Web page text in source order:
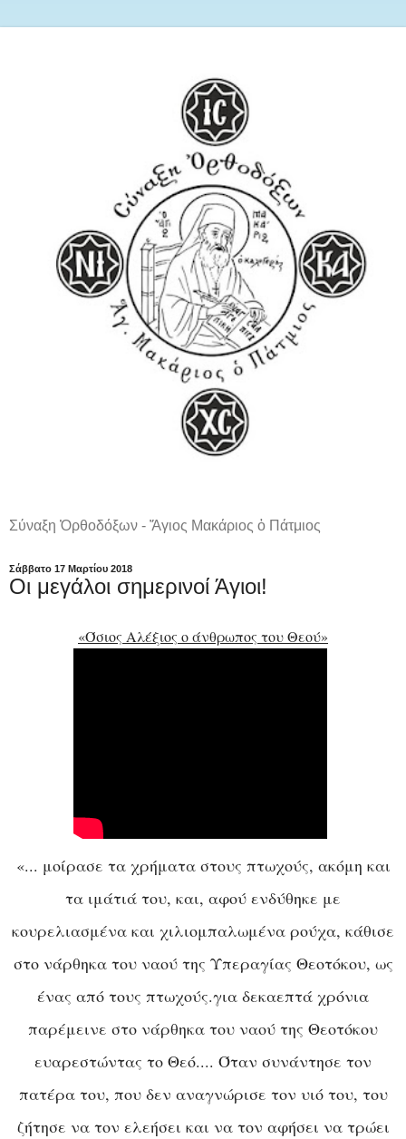
Σύναξη Ὀρθοδόξων - Ἅγιος Μακάριος ὁ Πάτμιος
Σάββατο 17 Μαρτίου 2018
Οι μεγάλοι σημερινοί Άγιοι!
«Όσιος Αλέξιος ο άνθρωπος του Θεού»
«... μοίρασε τα χρήματα στους πτωχούς, ακόμη και
τα ιμάτιά του, και, αφού ενδύθηκε με
κουρελιασμένα και χιλιομπαλωμένα ρούχα, κάθισε
στο νάρθηκα του ναού της Υπεραγίας Θεοτόκου, ως
ένας από τους πτωχούς.για δεκαεπτά χρόνια
παρέμεινε στο νάρθηκα του ναού της Θεοτόκου
ευαρεστώντας το Θεό.... Όταν συνάντησε τον
πατέρα του, που δεν αναγνώρισε τον υιό του, του
ζήτησε να τον ελεήσει και να τον αφήσει να τρώει